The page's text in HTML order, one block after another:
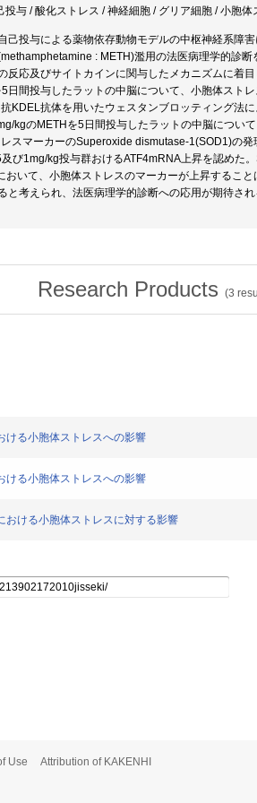
投与 / 酸化ストレス / 神経細胞 / グリア細胞 / 小胞体
己投与による薬物依存動物モデルの中枢神経系障
: METH)濫用の法医病理学的診
反応及びサイトカインに関与したメカニズムに着目
5日間投与したラットの中脳について、小胞体ス
KDEL抗体を用いたウェスタンブロッティング法
kgのMETHを5日間投与したラットの中脳につい
スマーカーのSuperoxide dismutase-1(SOD1)の
び1mg/kg投与群おけるATF4mRNA上昇を認めた
おいて、小胞体ストレスのマーカーが上昇するこ
と考えられ、法医病理学的診断への応用が期待され
Research Products (3
ける小胞体ストレスへの影響
ける小胞体ストレスへの影響
おける小胞体ストレスに対する影響
Use Attribution of KAKENHI